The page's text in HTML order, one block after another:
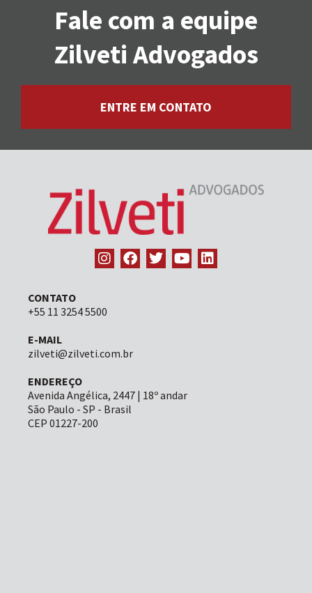
Fale com a equipe
Zilveti Advogados
ENTRE EM CONTATO
CONTATO
+55 11 3254 5500
E-MAIL
zilveti@zilveti.com.br
ENDEREÇO
Avenida Angélica, 2447 | 18º andar
São Paulo - SP - Brasil
CEP 01227-200